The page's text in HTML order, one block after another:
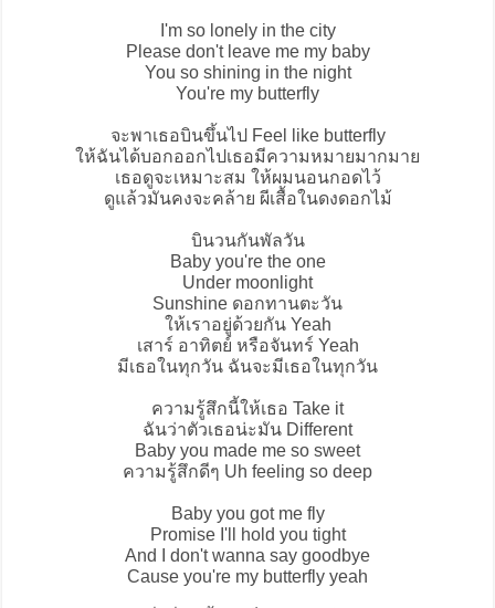
I'm so lonely in the city
Please don't leave me my baby
You so shining in the night
You're my butterfly
จะพาเธอบินขึ้นไป Feel like butterfly
ให้ฉันได้บอกออกไปเธอมีความหมายมากมาย
เธอดูจะเหมาะสม ให้ผมนอนกอดไว้
ดูแล้วมันคงจะคล้าย ผีเสื้อในดงดอกไม้
บินวนกันพัลวัน
Baby you're the one
Under moonlight
Sunshine ดอกทานตะวัน
ให้เราอยู่ด้วยกัน Yeah
เสาร์ อาทิตย์ หรือจันทร์ Yeah
มีเธอในทุกวัน ฉันจะมีเธอในทุกวัน
ความรู้สึกนี้ให้เธอ Take it
ฉันว่าตัวเธอน่ะมัน Different
Baby you made me so sweet
ความรู้สึกดีๆ Uh feeling so deep
Baby you got me fly
Promise I'll hold you tight
And I don't wanna say goodbye
Cause you're my butterfly yeah